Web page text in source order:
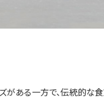
がある一方で、伝統的